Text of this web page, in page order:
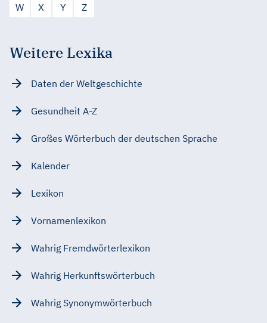
W
X Y Z
Weitere Lexika
Daten der Weltgeschichte
Gesundheit A-Z
Großes Wörterbuch der deutschen Sprache
Kalender
Lexikon
Vornamenlexikon
Wahrig Fremdwörterlexikon
Wahrig Herkunftswörterbuch
Wahrig Synonymwörterbuch